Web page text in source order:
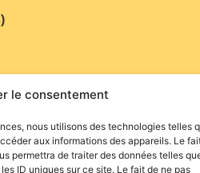
le consentement
nous utilisons des technologies telles
aux informations des appareils. Le
permettra de traiter des données telles
ID uniques sur ce site. Le fait de ne pas